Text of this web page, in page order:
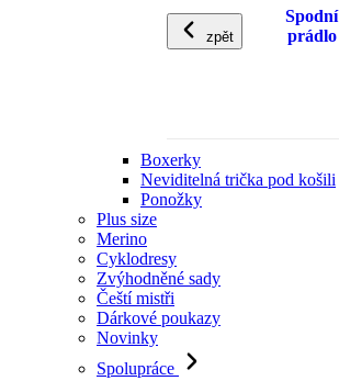
zpět
Spodní
prádlo
Boxerky
Neviditelná trička pod košili
Ponožky
Plus size
Merino
Cyklodresy
Zvýhodněné sady
Čeští mistři
Dárkové poukazy
Novinky
Spolupráce